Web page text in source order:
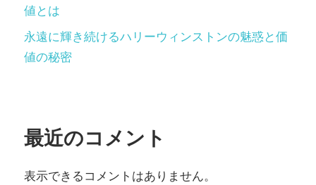
値とは
永遠に輝き続けるハリーウィンストンの魅惑と価
値の秘密
最近のコメント
表示できるコメントはありません。